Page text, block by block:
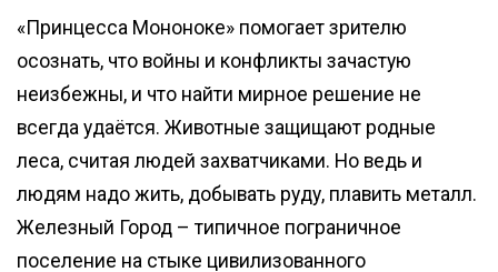
«Принцесса Мононоке» помогает зрителю
осознать, что войны и конфликты зачастую
неизбежны, и что найти мирное решение не
всегда удаётся. Животные защищают родные
леса, считая людей захватчиками. Но ведь и
людям надо жить, добывать руду, плавить металл.
Железный Город – типичное пограничное
поселение на стыке цивилизованного